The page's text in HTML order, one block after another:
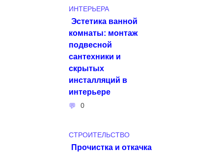
ИНТЕРЬЕРА
Эстетика ванной
комнаты: монтаж
подвесной
сантехники и
скрытых
инсталляций в
интерьере
0
СТРОИТЕЛЬСТВО
Прочистка и откачка